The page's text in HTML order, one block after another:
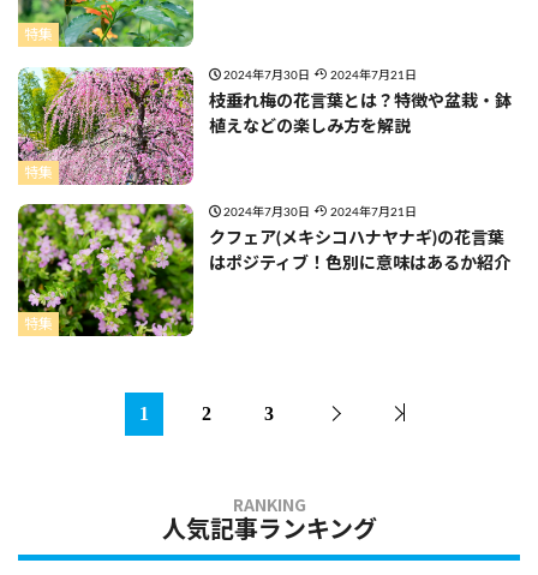
特集
特集
2024年7月30日 2024年7月21日
枝垂れ梅の花言葉とは？特徴や盆栽・鉢
植えなどの楽しみ方を解説
特集
2024年7月30日 2024年7月21日
クフェア(メキシコハナヤナギ)の花言葉
はポジティブ！色別に意味はあるか紹介
1 2 3
人気記事ランキング